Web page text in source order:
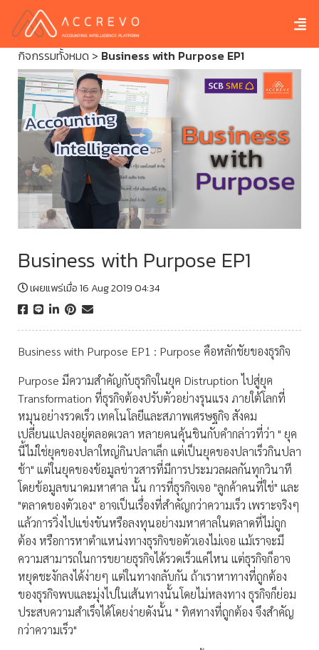
กิจกรรมทั้งหมด > Business with Purpose EP1
Business with Purpose EP1
เผยแพร่เมื่อ 16 Aug 2019 04:34
Business with Purpose EP1 : Purpose คือหลักชัยของธุรกิจ
Purpose มีความสำคัญกับธุรกิจในยุค Distruption ไปสู่ยุค
Transformation ที่ธุรกิจต้องปรับตัวอย่างรุนแรง ภายใต้โลกที่
หมุนอย่างรวดเร็ว เทคโนโลยีและสภาพเศรษฐกิจ สังคม
เปลี่ยนแปลงอยู่ตลอดเวลา หลายคนคุ้นชินกับคำกล่าวที่ว่า " ยุค
นี้ไม่ใช่ยุคของปลาใหญ่กินปลาเล็ก แต่เป็นยุคของปลาเร็วกินปลา
ช้า" แต่ในยุคของข้อมูลข่าวสารที่มีการประมวลผลกันทุกวินาที
โดยข้อมูลขนาดมหาศาล นั้น การที่ธุรกิจเจอ "ลูกค้าคนที่ใช่" และ
"ตลาดของตัวเอง" อาจเป็นเรื่องที่สำคัญกว่าความเร็ว เพราะจริงๆ
แล้วการวิ่งไปแข่งขันหรือลงทุนอย่างมหาศาลในตลาดที่ไม่ถูก
ต้อง หรือการหาตำแหน่งทางธุรกิจขอตัวเองไม่เจอ แม้เราจะมี
ความสามารถในการขยายธุรกิจได้รวดเร็วแค่ไหน แต่ธุรกิจก็อาจ
หยุดชะงักลงได้ง่ายๆ แต่ในทางกลับกัน ถ้าเราหาทางที่ถูกต้อง
ของธุรกิจพบและมุ่งไปในเส้นทางนั้นโดยไม่หลงทาง ธุรกิจก็ย่อม
ประสบความสำเร็จได้โดยง่ายดังนั้น " ทิศทางที่ถูกต้อง จึงสำคัญ
กว่าความเร็ว"